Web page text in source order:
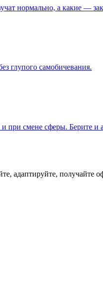
нормально, а какие —
глупого самобичевания.
при смене сферы. Берите и
адаптируйте, получайте